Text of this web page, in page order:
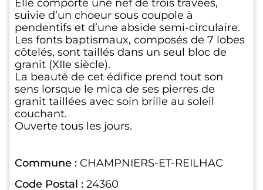
Elle comporte une nef de trois travées,
suivie d’un choeur sous coupole à
pendentifs et d’une abside semi-circulaire.
Les fonts baptismaux, composés de 7 lobes
côtelés, sont taillés dans un seul bloc de
granit (XIIe siècle).
La beauté de cet édifice prend tout son
sens lorsque le mica de ses pierres de
granit taillées avec soin brille au soleil
couchant.
Ouverte tous les jours.
Commune : CHAMPNIERS-ET-REILHAC
Code Postal : 24360